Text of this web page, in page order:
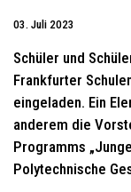
03. Juli 2023
Schüler und
Frankfurter
eingeladen. Ein
anderem die
Programms
Polytechnische